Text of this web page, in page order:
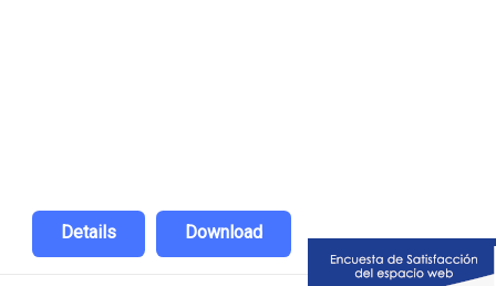
Download
Details